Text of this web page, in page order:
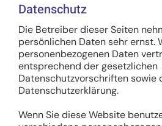
Datenschutz
Die Betreiber dieser Seiten
persönlichen Daten sehr ernst.
personenbezogenen Daten
entsprechend der gesetzlichen
Datenschutzvorschriften sowie
Datenschutzerklärung.
Wenn Sie diese Website